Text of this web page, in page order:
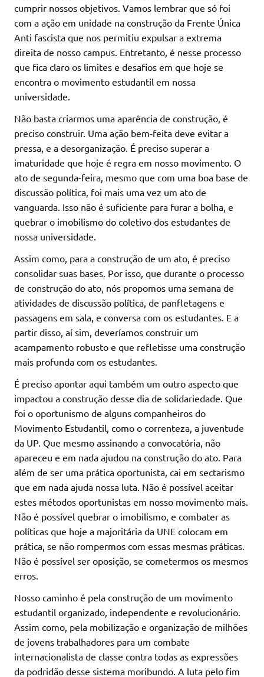
cumprir nossos objetivos. Vamos lembrar que só foi
com a ação em unidade na construção da Frente Única
Anti fascista que nos permitiu expulsar a extrema
direita de nosso campus. Entretanto, é nesse processo
que fica claro os limites e desafios em que hoje se
encontra o movimento estudantil em nossa
universidade.
Não basta criarmos uma aparência de construção, é
preciso construir. Uma ação bem-feita deve evitar a
pressa, e a desorganização. É preciso superar a
imaturidade que hoje é regra em nosso movimento. O
ato de segunda-feira, mesmo que com uma boa base de
discussão política, foi mais uma vez um ato de
vanguarda. Isso não é suficiente para furar a bolha, e
quebrar o imobilismo do coletivo dos estudantes de
nossa universidade.
Assim como, para a construção de um ato, é preciso
consolidar suas bases. Por isso, que durante o processo
de construção do ato, nós propomos uma semana de
atividades de discussão política, de panfletagens e
passagens em sala, e conversa com os estudantes. E a
partir disso, aí sim, deveríamos construir um
acampamento robusto e que refletisse uma construção
mais profunda com os estudantes.
É preciso apontar aqui também um outro aspecto que
impactou a construção desse dia de solidariedade. Que
foi o oportunismo de alguns companheiros do
Movimento Estudantil, como o correnteza, a juventude
da UP. Que mesmo assinando a convocatória, não
apareceu e em nada ajudou na construção do ato. Para
além de ser uma prática oportunista, cai em sectarismo
que em nada ajuda nossa luta. Não é possível aceitar
estes métodos oportunistas em nosso movimento mais.
Não é possível quebrar o imobilismo, e combater as
políticas que hoje a majoritária da UNE colocam em
prática, se não rompermos com essas mesmas práticas.
Não é possível ser oposição, se cometermos os mesmos
erros.
Nosso caminho é pela construção de um movimento
estudantil organizado, independente e revolucionário.
Assim como, pela mobilização e organização de milhões
de jovens trabalhadores para um combate
internacionalista de classe contra todas as expressões
da podridão desse sistema moribundo. A luta pelo fim